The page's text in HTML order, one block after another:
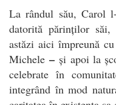
La rândul său, Carol
datorită părinților
astăzi aici împreună
Michele – și apoi la
celebrate în
integrând în mod